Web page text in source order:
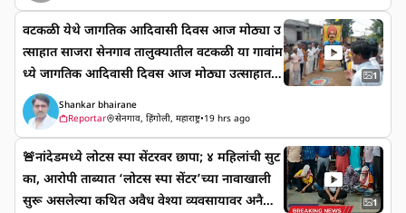
चंद्रकांत हंडोरे यांची प्रमुख उपस्थिती होती. आरक्षण उप
वर्गीकरणाचा निर्णय रद्द करण्याची मागणी यावेळी कर
ण्यात आली.
वटकळी येथे जागतिक आदिवासी दिवस आज मोठ्या उ
त्साहात साजरा सेनगाव तालुक्यातील वटकळी या गावांम
ध्ये जागतिक आदिवासी दिवस आज मोठ्या उत्साहात
साजरा करण्यात आला. या कार्यक्रमांमध्ये सेनगावचे त
त्कालीन गट विकास अधिकारी माधव कोकाटे यांच्या ह
स्ते बिरसा मुंडा प्रतिमेचे पूजन करण्यात आले
यानिमित्ताने गावातील प्रतिष्ठित मंडळी सहभागी झाले
होते. यामध्ये बंडू कोकाटे, दत्तराव आंबोरे,गजानन घुकसे
गावातील माजी सरपंच देवराव शिंदे, शेषराव शिंदे,परस
1
Shankar bhairane
Reportar
सेनगाव, हिंगोली, महाराष्ट्र•19 hrs ago
🚨नांदेडमध्ये लोटस स्पा सेंटरवर छापा; ४ महिलांची सुट
का, आरोपी ताब्यात ‘लोटस स्पा सेंटर’च्या नावाखाली
सुरू असलेल्या कथित अवैध वेश्या व्यवसायावर अनैतिक
1